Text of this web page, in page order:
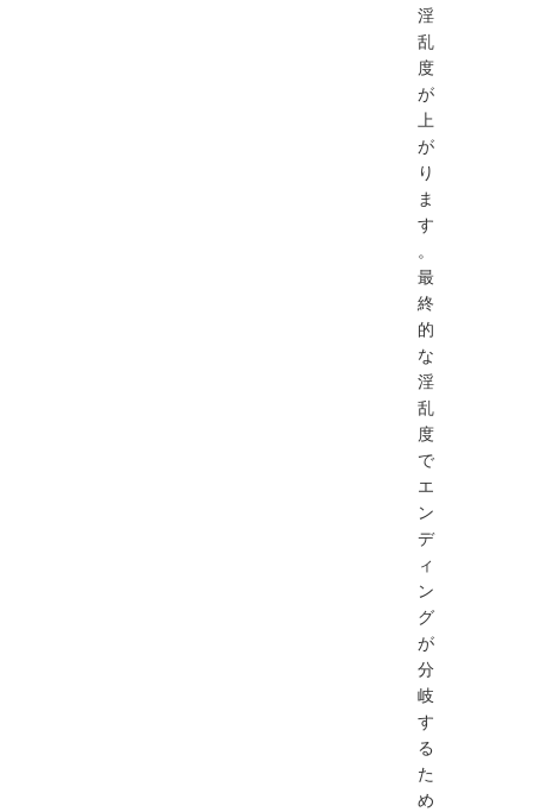
淫
乱
度
が
上
が
り
ま
す
。
最
終
的
な
淫
乱
度
で
エ
ン
デ
ィ
ン
グ
が
分
岐
す
る
た
め